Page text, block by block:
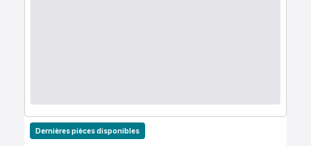
Dernières pièces disponibles